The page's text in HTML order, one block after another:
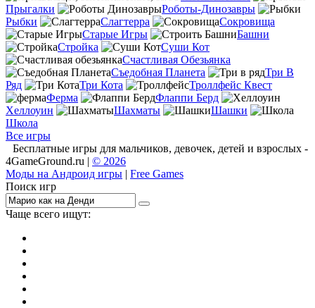
Прыгалки
Роботы-Динозавры
Рыбки
Слагтерра
Сокровища
Старые Игры
Башни
Стройка
Суши Кот
Счастливая Обезьянка
Съедобная Планета
Три В
Ряд
Три Кота
Троллфейс Квест
Ферма
Флаппи Берд
Хеллоуин
Шахматы
Шашки
Школа
Все игры
Бесплатные игры для мальчиков, девочек, детей и взрослых -
4GameGround.ru | © 2026
Моды на Андроид игры | Free Games
Поиск игр
Чаще всего ищут: